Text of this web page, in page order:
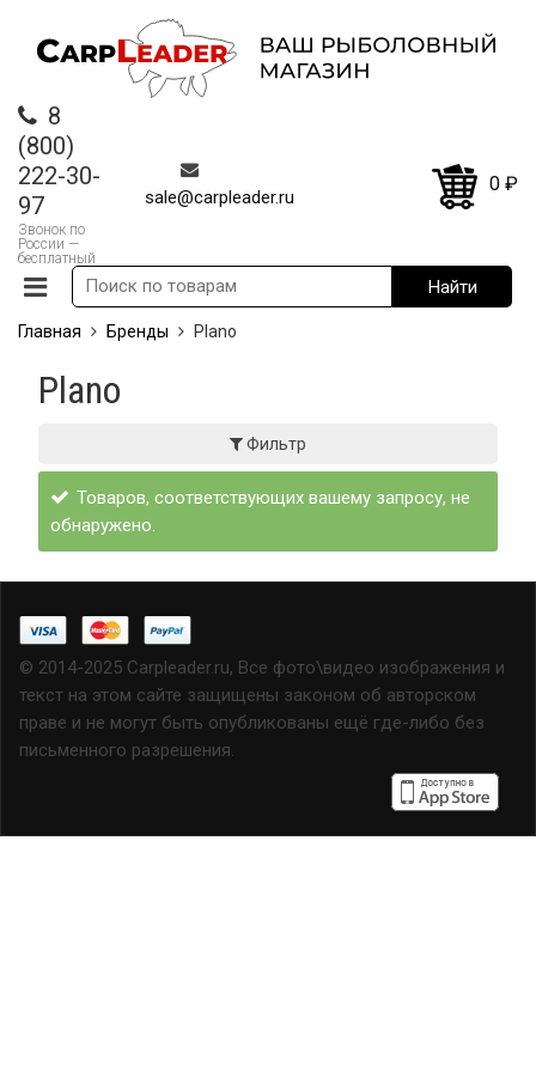
8
(800)
222-30-
97
Звонок по
России —
бесплатный
sale@carpleader.ru
0 ₽
Главная Бренды Plano
Plano
Фильтр
Товаров, соответствующих вашему запросу, не
обнаружено.
© 2014-2025 Carpleader.ru, Все фото\видео изображения и
текст на этом сайте защищены законом об авторском
праве и не могут быть опубликованы ещё где-либо без
письменного разрешения.